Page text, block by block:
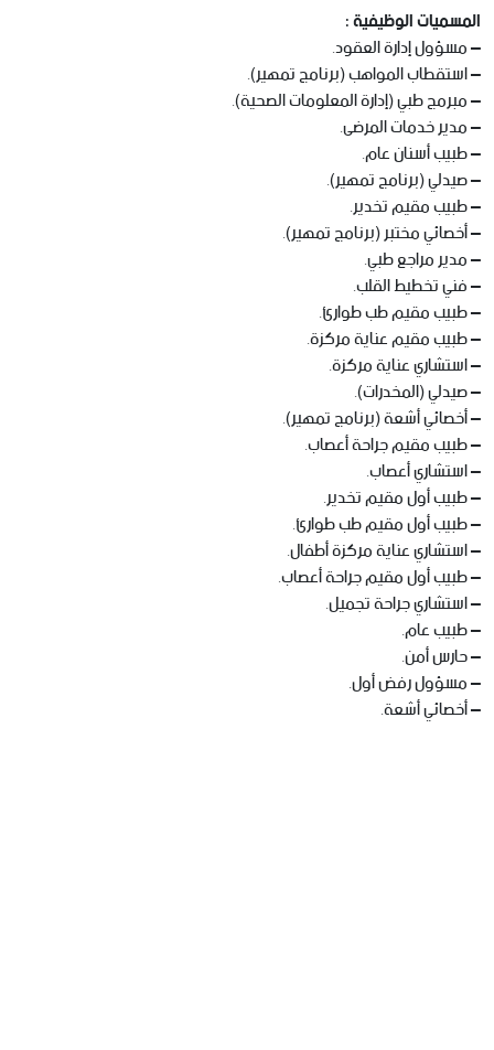
المسميات الوظيفية :
– مسؤول إدارة العقود.
– استقطاب المواهب (برنامج تمهير).
– مبرمج طبي (إدارة المعلومات الصحية).
– مدير خدمات المرضى.
– طبيب أسنان عام.
– صيدلي (برنامج تمهير).
– طبيب مقيم تخدير.
– أخصائي مختبر (برنامج تمهير).
– مدير مراجع طبي.
– فني تخطيط القلب.
– طبيب مقيم طب طوارئ.
– طبيب مقيم عناية مركزة.
– استشاري عناية مركزة.
– صيدلي (المخدرات).
– أخصائي أشعة (برنامج تمهير).
– طبيب مقيم جراحة أعصاب.
– استشاري أعصاب.
– طبيب أول مقيم تخدير.
– طبيب أول مقيم طب طوارئ.
– استشاري عناية مركزة أطفال.
– طبيب أول مقيم جراحة أعصاب.
– استشاري جراحة تجميل.
– طبيب عام.
– حارس أمن.
– مسؤول رفض أول.
– أخصائي أشعة.